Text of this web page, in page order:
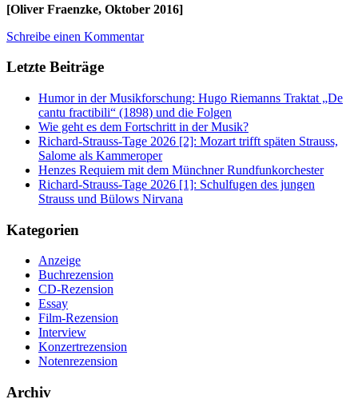
[Oliver Fraenzke, Oktober 2016]
Schreibe einen Kommentar
Letzte Beiträge
Humor in der Musikforschung: Hugo Riemanns Traktat „De
cantu fractibili“ (1898) und die Folgen
Wie geht es dem Fortschritt in der Musik?
Richard-Strauss-Tage 2026 [2]: Mozart trifft späten Strauss,
Salome als Kammeroper
Henzes Requiem mit dem Münchner Rundfunkorchester
Richard-Strauss-Tage 2026 [1]: Schulfugen des jungen
Strauss und Bülows Nirvana
Kategorien
Anzeige
Buchrezension
CD-Rezension
Essay
Film-Rezension
Interview
Konzertrezension
Notenrezension
Archiv